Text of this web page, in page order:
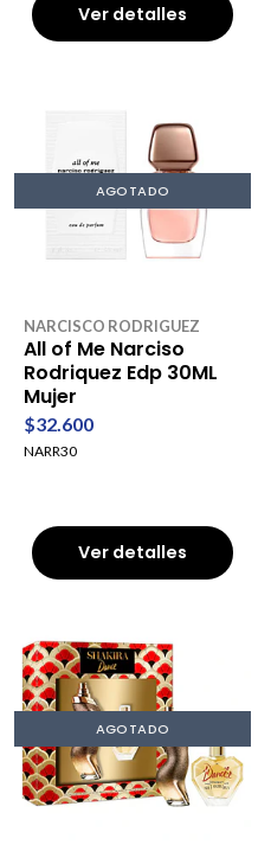
Ver detalles
AGOTADO
NARCISCO RODRIGUEZ
All of Me Narciso
Rodriquez Edp 30ML
Mujer
$32.600
NARR30
Ver detalles
AGOTADO